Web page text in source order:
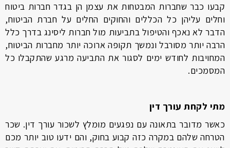
קבעו כבר שחברות המבטחות את עצמן הן בגדר חברות ביטוח
וחלים עליהן כל הכללים והחוקים החלים על חברת הביטוח,
הדבר לא נאכף והטיפול בתביעות מול חברות ליסינג בדרך כלל
הרבה יותר מסורבל ונמשך תקופה ארוכה יותר מחברות הביטוח,
המחויבות לחודש ימים לסגור את התביעה מרגע שהתקבלו כל
המסמכים.
מתי לקחת עורך דין
כאשר מדובר בתאונה עם נפגעים מומלץ לשכור עורך דין. שכר
הטרחה שלהם במקרה כזה קבוע בחוק, והם ידעו טוב יותר מכם